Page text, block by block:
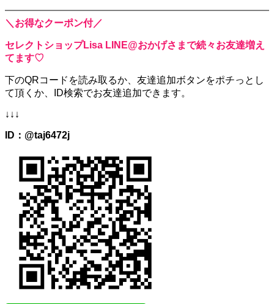
＼お得なクーポン付／
セレクトショップLisa LINE@おかげさまで続々お友達増え
てます♡
下のQRコードを読み取るか、 友達追加ボタンをポチっとし
て頂くか、
ID検索でお友達追加できます。
↓↓↓
ID：@taj6472j